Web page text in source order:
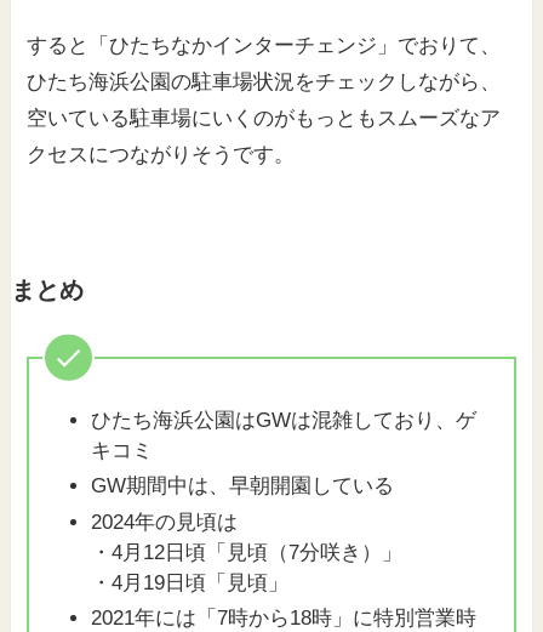
すると「ひたちなかインターチェンジ」でおりて、
ひたち海浜公園の駐車場状況をチェックしながら、
空いている駐車場にいくのがもっともスムーズなア
クセスにつながりそうです。
まとめ
ひたち海浜公園はGWは混雑しており、ゲ
キコミ
GW期間中は、早朝開園している
2024年の見頃は
・4月12日頃「見頃（7分咲き）」
・4月19日頃「見頃」
2021年には「7時から18時」に特別営業時